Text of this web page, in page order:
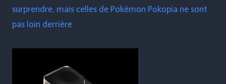
surprendre, mais celles de Pokémon Pokopia ne sont
pas loin derrière